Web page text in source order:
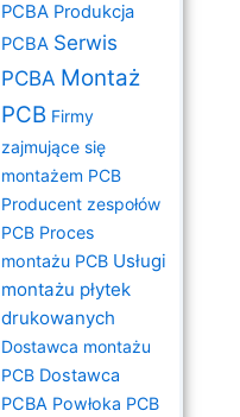
PCBA Produkcja
PCBA Serwis
PCBA Montaż
PCB Firmy
zajmujące się
montażem PCB
Producent zespołów
PCB Proces
montażu PCB Usługi
montażu płytek
drukowanych
Dostawca montażu
PCB Dostawca
PCBA Powłoka PCB